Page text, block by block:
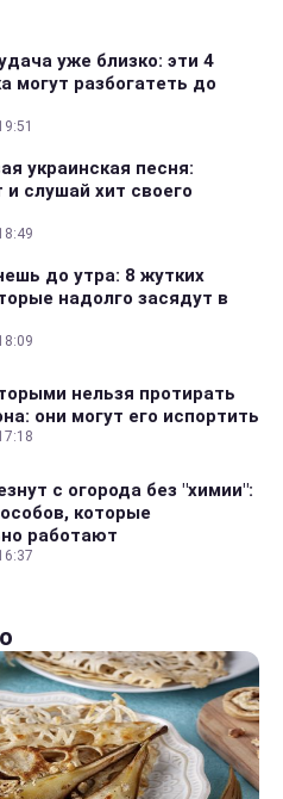
уже близко: эти 4
могут разбогатеть до
украинская песня:
и слушай хит своего
до утра: 8 жутких
надолго засядут в
нельзя протирать
они могут его испортить
с огорода без "химии":
которые
работают